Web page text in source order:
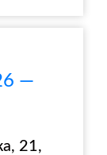
—
21,